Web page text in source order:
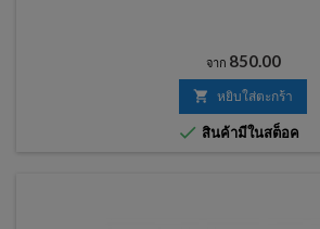
จาก ราคา
850.00
 หยิบใส่ตะกร้า
 สินค้ามีในสต็อค